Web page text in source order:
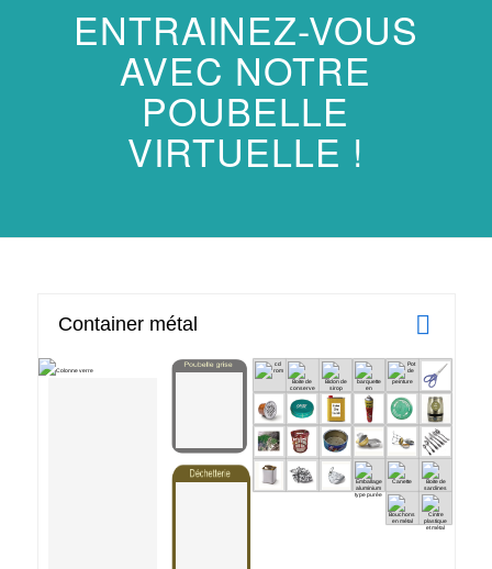
ENTRAINEZ-VOUS
AVEC NOTRE
POUBELLE
VIRTUELLE !